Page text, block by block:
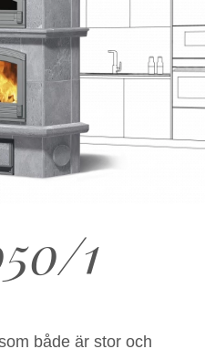
1
både är stor och